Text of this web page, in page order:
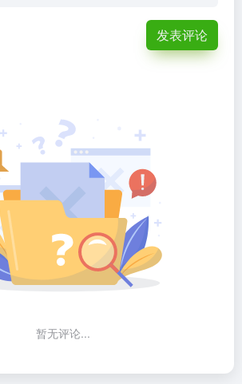
发表评论
暂无评论...